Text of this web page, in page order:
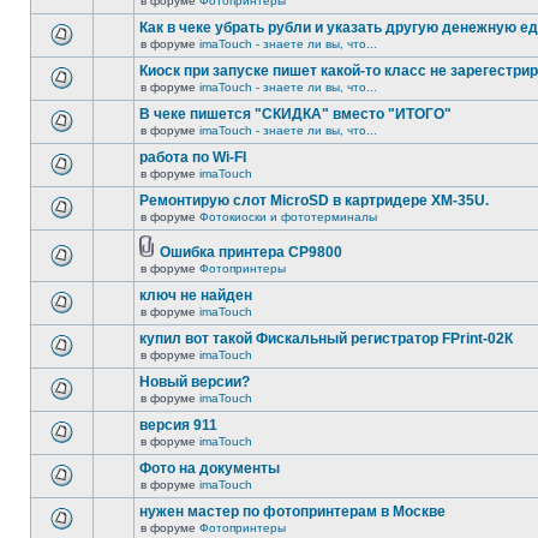
Как в чеке убрать рубли и указать другую денежную
в форуме imaTouch - знаете ли вы, что...
Киоск при запуске пишет какой-то класс не
в форуме imaTouch - знаете ли вы, что...
В чеке пишется "СКИДКА" вместо "ИТОГО"
в форуме imaTouch - знаете ли вы, что...
работа по Wi-FI
в форуме imaTouch
Ремонтирую слот MicroSD в картридере XM-35U.
в форуме Фотокиоски и фототерминалы
Ошибка принтера CP9800
в форуме Фотопринтеры
ключ не найден
в форуме imaTouch
купил вот такой Фискальный регистратор FPrint-02К
в форуме imaTouch
Новый версии?
в форуме imaTouch
версия 911
в форуме imaTouch
Фото на документы
в форуме imaTouch
нужен мастер по фотопринтерам в Москве
в форуме Фотопринтеры